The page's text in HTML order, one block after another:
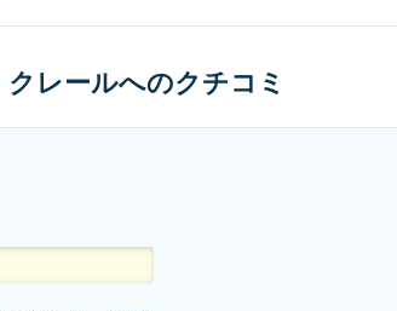
レールへのクチコミ